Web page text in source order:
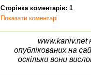
Сторінка коментарів: 1
Показати коментарі
www.kaniv.net
опублікованих на
оскільки вони